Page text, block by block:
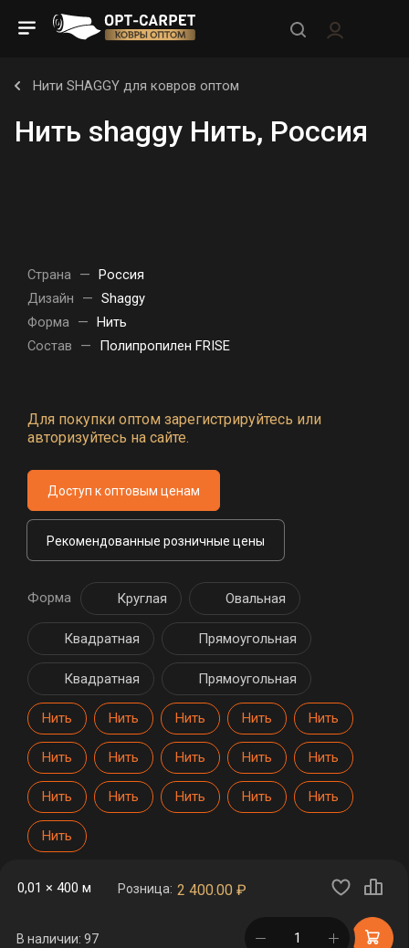
Нити SHAGGY для ковров оптом
Нить shaggy Нить, Россия
Страна — Россия
Дизайн
— Shaggy
Форма — Нить
Состав
— Полипропилен FRISE
Для покупки оптом зарегистрируйтесь или
авторизуйтесь на сайте.
Доступ к оптовым ценам
Рекомендованные розничные цены
Форма Круглая Овальная
Квадратная Прямоугольная
Квадратная Прямоугольная
Нить Нить Нить Нить Нить
Нить Нить Нить Нить Нить
Нить Нить Нить Нить Нить
Нить
0,01 × 400 м Розница: 2 400.00 ₽
В наличии: 97 в корзине